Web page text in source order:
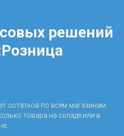
решений
остатков по всем магазинам.
товара на складе или в